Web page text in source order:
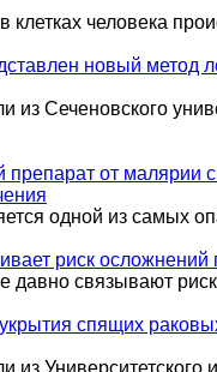
клетках человека
новый метод
из Сеченовского
от малярии
одной из самых
риск осложнений
давно связывают
спящих